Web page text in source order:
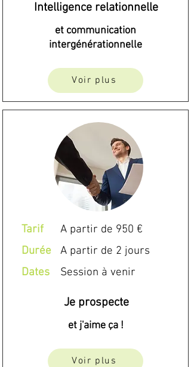
Intelligence relationnelle
et communication
intergénérationnelle
Voir plus
Tarif
A partir de 950 €
Durée
A partir de 2 jours
Dates
Session à venir
Je prospecte
et j'aime ça !
Voir plus